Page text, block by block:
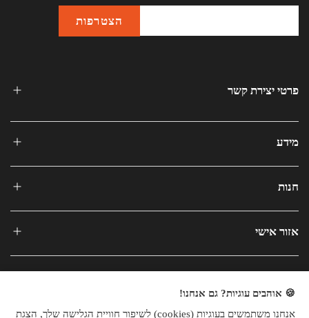
פרטי יצירת קשר
מידע
חנות
אזור אישי
🍪 אוהבים עוגיות? גם אנחנו!
אנחנו משתמשים בעוגיות (cookies) לשיפור חוויית הגלישה שלך, הצגת